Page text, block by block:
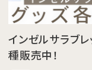
インゼルサラブレ
種販売中！